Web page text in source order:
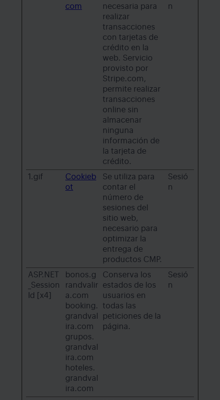
com
necesaria para
realizar
transacciones
con tarjetas de
crédito en la
web. Servicio
provisto por
Stripe.com,
permite realizar
transacciones
online sin
almacenar
ninguna
información de
la tarjeta de
crédito.
n
1.gif
Cookieb
ot
Se utiliza para
contar el
número de
sesiones del
sitio web,
necesario para
optimizar la
entrega de
productos CMP.
Sesió
n
ASP.NET
_Session
Id [x4]
bonos.g
randvalir
a.com
booking.
grandval
ira.com
grupos.
grandval
ira.com
hoteles.
grandval
ira.com
Conserva los
estados de los
usuarios en
todas las
peticiones de la
página.
Sesió
n